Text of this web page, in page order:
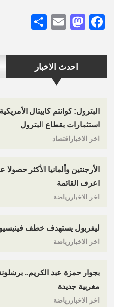
احدث الاخبار
البترول: كوانتم كابيتال
استثمارات بقطاع البترول
اخر الاخباراقتصاد
الأرجنتين وألمانيا الأكثر
اعرف القائمة
اخر الاخباررياضة
ليفربول يستهدف خطف
اخر الاخباررياضة
بجوار حمزة عبد الكريم..
مغربية جديدة
اخر الاخباررياضة
Facebook
Mastodon
Email